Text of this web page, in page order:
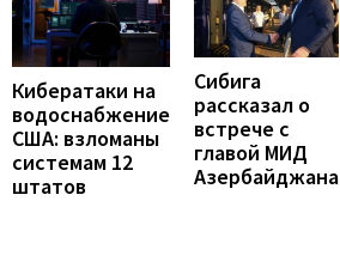
Кибератаки на
водоснабжение
США: взломаны
системам 12
штатов
Сибига
рассказал о
встрече с
главой МИД
Азербайджана